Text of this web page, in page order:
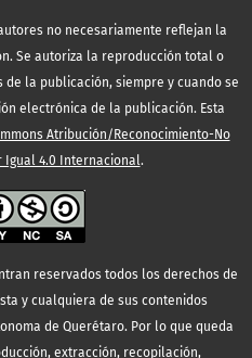
no necesariamente reflejan la
Se autoriza la reproducción total o
la publicación, siempre y cuando se
electrónica de la publicación. Esta
Atribución/Reconocimiento-No
Igual 4.0 Internacional.
reservados todos los derechos de
y cualquiera de sus contenidos
de Querétaro. Por lo que queda
extracción, recopilación,